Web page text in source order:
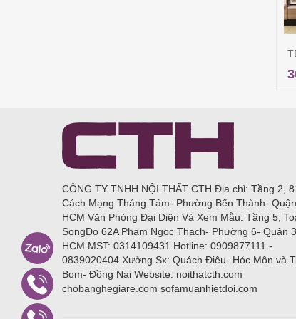
CÔNG TY TNHH NỘI THẤT CTH Địa chỉ: Tầng 2,
Cách Mạng Tháng Tám- Phường Bến Thành-
HCM Văn Phòng Đại Diện Và Xem Mẫu: Tầng 5,
SongDo 62A Phạm Ngọc Thạch- Phường 6- Quận
HCM MST: 0314109431 Hotline: 0909877111 -
0839020404 Xưởng Sx: Quách Điêu- Hóc Môn và
Bom- Đồng Nai Website: noithatcth.com
chobanghegiare.com sofamuanhietdoi.com